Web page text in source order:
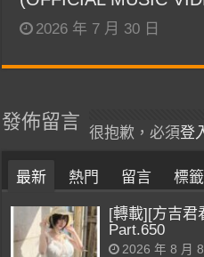
2026 年 7 月 30 日
發佈留言
很抱歉，必須登
最新 熱門 留言 標籤
[轉載][方吉君
Part.650
2026 年 8 月 8